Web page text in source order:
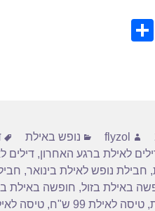
E
מחבר
flyzol קטגוריות
נופש באילת
לאילת ברגע האחרון,דילים
, חבילת נופש לאילת בינואר,
באילת בזול, חופשה באילת
,טיסה לאילת 99 ש"ח ,טיסה